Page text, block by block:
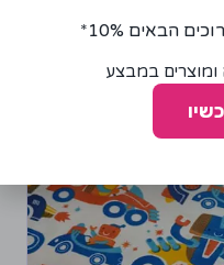
הבאים 10%*
ומוצרים במבצע